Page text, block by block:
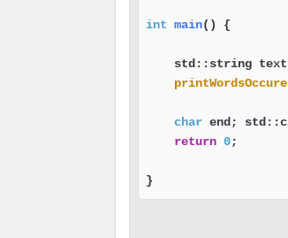
int main() {
std::string
char end;
return 0;
}